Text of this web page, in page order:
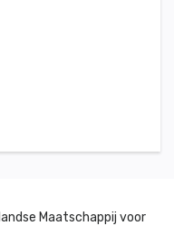
Maatschappij voor